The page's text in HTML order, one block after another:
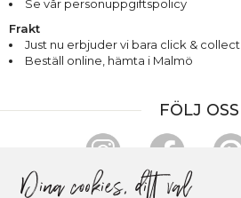
Se vår personuppgiftspolicy
Frakt
Just nu erbjuder vi bara click & collect
Beställ online, hämta i Malmö
FÖLJ OSS